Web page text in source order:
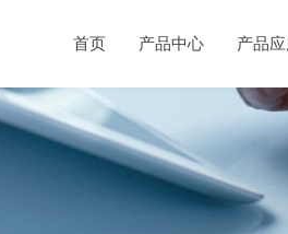
首页 产品中心 产品